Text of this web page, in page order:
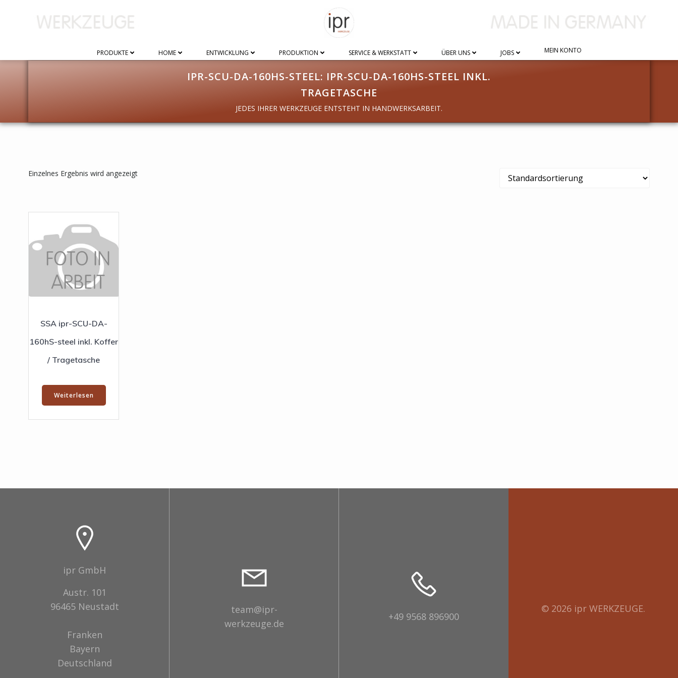
PRODUKTE HOME ENTWICKLUNG PRODUKTION SERVICE & WERKSTATT ÜBER UNS JOBS MEIN KONTO
IPR-SCU-DA-160HS-STEEL: IPR-SCU-DA-160HS-STEEL INKL.
TRAGETASCHE
JEDES IHRER WERKZEUGE ENTSTEHT IN HANDWERKSARBEIT.
Einzelnes Ergebnis wird angezeigt
SSA ipr-SCU-DA-
160hS-steel inkl. Koffer
/ Tragetasche
Weiterlesen
ipr GmbH
Austr. 101
96465 Neustadt
Franken
Bayern
Deutschland
team@ipr-
werkzeuge.de
+49 9568 896900
© 2026 ipr WERKZEUGE.